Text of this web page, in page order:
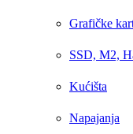
Grafičke
SSD, M2,
Kućišta
Napajanja